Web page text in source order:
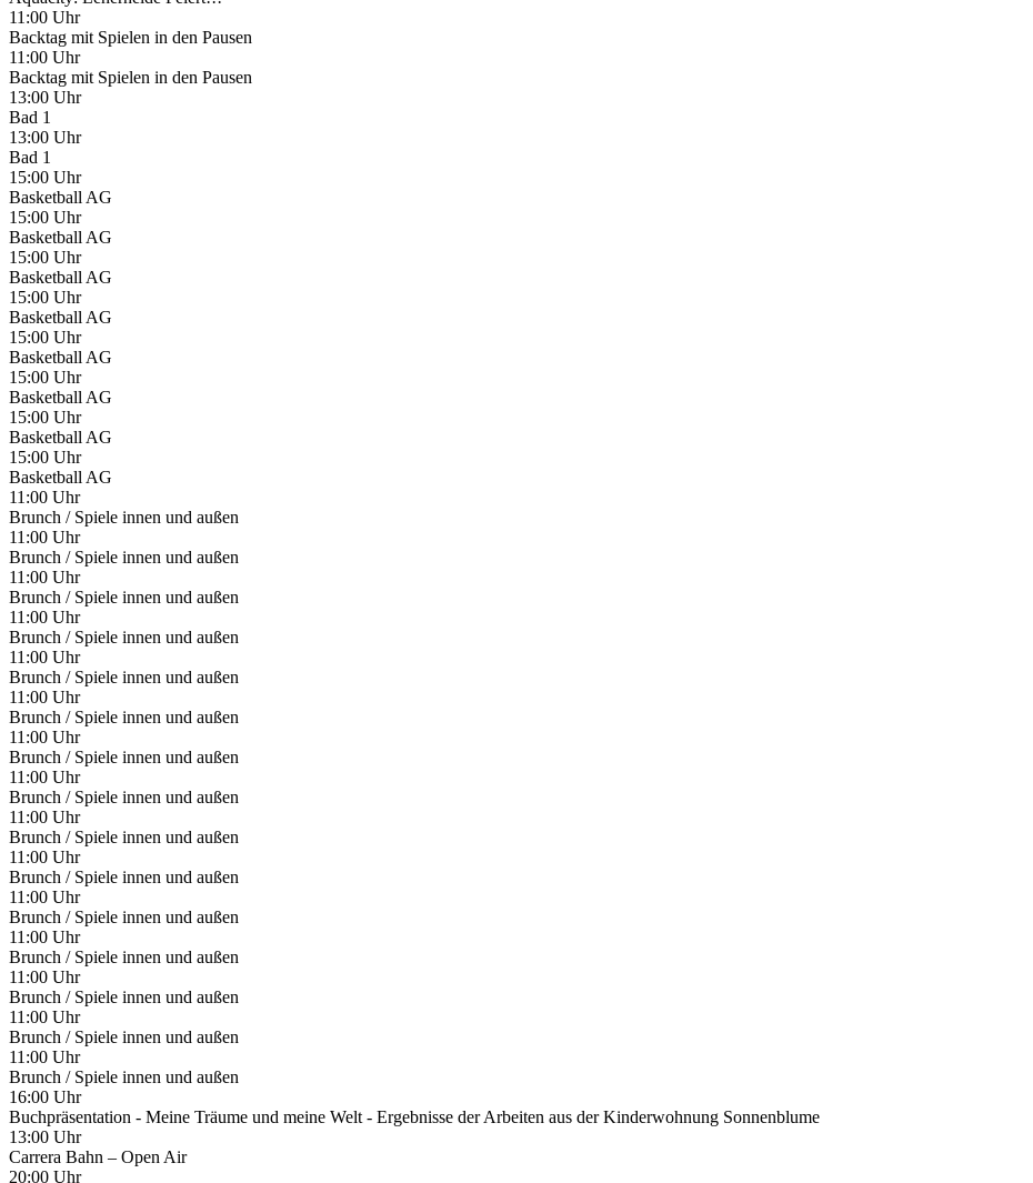
11:00 Uhr
Backtag mit Spielen in den Pausen
11:00 Uhr
Backtag mit Spielen in den Pausen
13:00 Uhr
Bad 1
13:00 Uhr
Bad 1
15:00 Uhr
Basketball AG
15:00 Uhr
Basketball AG
15:00 Uhr
Basketball AG
15:00 Uhr
Basketball AG
15:00 Uhr
Basketball AG
15:00 Uhr
Basketball AG
15:00 Uhr
Basketball AG
15:00 Uhr
Basketball AG
11:00 Uhr
Brunch / Spiele innen und außen
11:00 Uhr
Brunch / Spiele innen und außen
11:00 Uhr
Brunch / Spiele innen und außen
11:00 Uhr
Brunch / Spiele innen und außen
11:00 Uhr
Brunch / Spiele innen und außen
11:00 Uhr
Brunch / Spiele innen und außen
11:00 Uhr
Brunch / Spiele innen und außen
11:00 Uhr
Brunch / Spiele innen und außen
11:00 Uhr
Brunch / Spiele innen und außen
11:00 Uhr
Brunch / Spiele innen und außen
11:00 Uhr
Brunch / Spiele innen und außen
11:00 Uhr
Brunch / Spiele innen und außen
11:00 Uhr
Brunch / Spiele innen und außen
11:00 Uhr
Brunch / Spiele innen und außen
11:00 Uhr
Brunch / Spiele innen und außen
16:00 Uhr
Buchpräsentation - Meine Träume und meine Welt - Ergebnisse der Arbeiten aus der Kinderwohnung Sonnenblume
13:00 Uhr
Carrera Bahn – Open Air
20:00 Uhr